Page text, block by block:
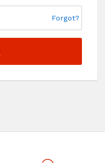
Forgot?